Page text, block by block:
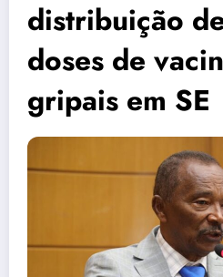
distribuição
doses de
gripais em SE